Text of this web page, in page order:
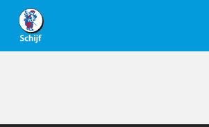
Skip
main